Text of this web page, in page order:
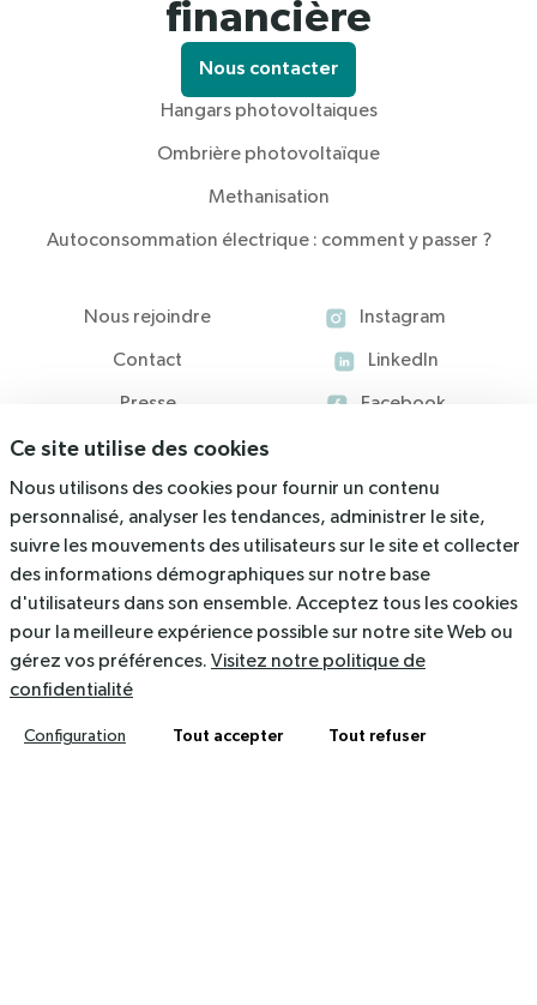
financière
Nous contacter
Hangars photovoltaiques
Ombrière photovoltaïque
Methanisation
Autoconsommation électrique : comment y passer ?
Nous rejoindre
Contact
Presse
Blog
Ressources
Instagram
LinkedIn
Facebook
536 Rue du Rajol, 34130 Mauguio
contact@arkolia.com
Mentions légales
Ce site utilise des cookies
Nous utilisons des cookies pour fournir un contenu
personnalisé, analyser les tendances, administrer le site,
suivre les mouvements des utilisateurs sur le site et collecter
des informations démographiques sur notre base
d'utilisateurs dans son ensemble. Acceptez tous les cookies
pour la meilleure expérience possible sur notre site Web ou
gérez vos préférences. Visitez notre politique de
confidentialité
Configuration Tout accepter Tout refuser